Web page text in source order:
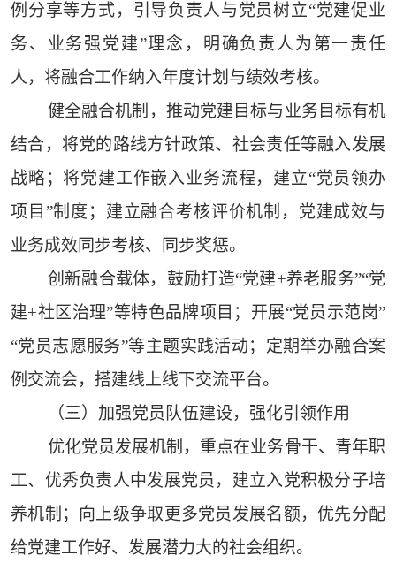
例分享等方式，引导负责人与党员树立“党建促业
务、业务强党建”理念，明确负责人为第一责任
人，将融合工作纳入年度计划与绩效考核。
健全融合机制，推动党建目标与业务目标有机
结合，将党的路线方针政策、社会责任等融入发展
战略；将党建工作嵌入业务流程，建立“党员领办
项目”制度；建立融合考核评价机制，党建成效与
业务成效同步考核、同步奖惩。
创新融合载体，鼓励打造“党建+养老服务”“党
建+社区治理”等特色品牌项目；开展“党员示范岗”
“党员志愿服务”等主题实践活动；定期举办融合案
例交流会，搭建线上线下交流平台。
（三）加强党员队伍建设，强化引领作用
优化党员发展机制，重点在业务骨干、青年职
工、优秀负责人中发展党员，建立入党积极分子培
养机制；向上级争取更多党员发展名额，优先分配
给党建工作好、发展潜力大的社会组织。